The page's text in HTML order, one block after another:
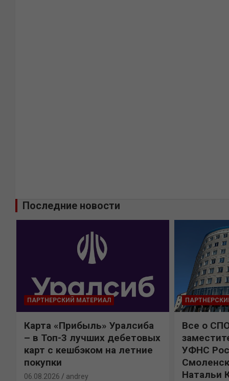
Последние новости
ПАРТНЕРСКИЙ МАТЕРИАЛ
Карта «Прибыль» Уралсиба
– в Топ-3 лучших дебетовых
карт с кешбэком на летние
покупки
06.08.2026 andrey
Все о
УФНС
Натальи